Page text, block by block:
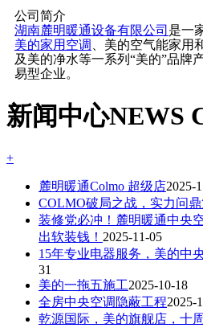
公司简介
湖南麓明暖通设备有限公司 是一
美的家用空调
、美的空气能家用
及美的净水等一系列“美的”品牌
易型企业。
新闻中心NEWS
+
麓明暖通Colmo 超级店2025-
COLMO破局之战，实力问
装修党必冲！麓明暖通中央
出软装钱！ 2025-11-05
15年专业电器服务，美的中
31
美的一拖五施工2025-10-18
全房中央空调隐蔽工程2025-
乾源国际，美的旗舰店，十